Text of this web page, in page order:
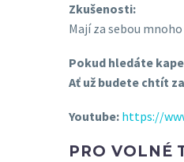
Zkušenosti:
Mají za sebou
Pokud hledáte
Ať už budete chtít
Youtube: https://
PRO VOLNÉ